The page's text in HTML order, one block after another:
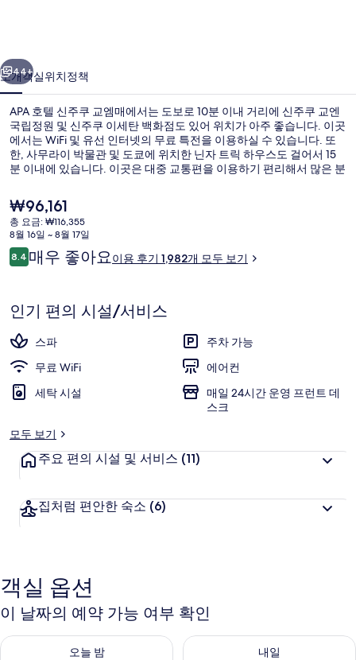
엠
매
의
사
진
갤
러
리
다음
44+
소개객실위치정책
APA 호텔 신주쿠 교엠매에서는 도보로 10분 이내 거리에 신주쿠 교엔
국립정원 및 신주쿠 이세탄 백화점도 있어 위치가 아주 좋습니다. 이곳
에서는 WiFi 및 유선 인터넷의 무료 특전을 이용하실 수 있습니다. 또
한, 사무라이 박물관 및 도쿄에 위치한 닌자 트릭 하우스도 걸어서 15
분 이내에 있습니다. 이곳은 대중 교통편을 이용하기 편리해서 많은 분
고, 신주쿠산초메 역까지는 걸어서 5분 거리예요.
현
재
가
격
은
₩96,161
총 요금: ₩116,355
8월 16일 ~ 8월 17일
이
용
기
8.410점 만점 중 8.4점.
매우 좋아요이용 후기 1,982개 모두 보기
인기 편의 시설/서비스
스파
주차 가능
무료 WiFi
에어컨
세탁 시설
매일 24시간 운영 프런트 데
스크
모두 보기
주요 편의 시설 및 서비스 (11)
집처럼 편안한 숙소 (6)
객실 옵션
이 날짜의 예약 가능 여부 확인
오늘 밤
오늘 밤 예약 가능 여부 확인, 8월 7일 ~ 8월 8일
내일
내일 예약 가능 여부 확인, 8월